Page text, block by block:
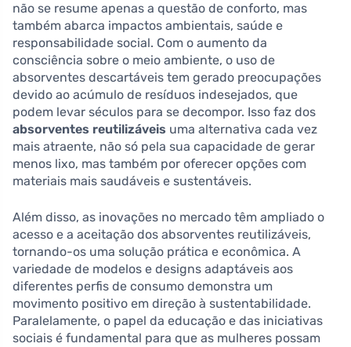
não se resume apenas a questão de conforto, mas
também abarca impactos ambientais, saúde e
responsabilidade social. Com o aumento da
consciência sobre o meio ambiente, o uso de
absorventes descartáveis tem gerado preocupações
devido ao acúmulo de resíduos indesejados, que
podem levar séculos para se decompor. Isso faz dos
absorventes reutilizáveis uma alternativa cada vez
mais atraente, não só pela sua capacidade de gerar
menos lixo, mas também por oferecer opções com
materiais mais saudáveis e sustentáveis.
Além disso, as inovações no mercado têm ampliado o
acesso e a aceitação dos absorventes reutilizáveis,
tornando-os uma solução prática e econômica. A
variedade de modelos e designs adaptáveis aos
diferentes perfis de consumo demonstra um
movimento positivo em direção à sustentabilidade.
Paralelamente, o papel da educação e das iniciativas
sociais é fundamental para que as mulheres possam